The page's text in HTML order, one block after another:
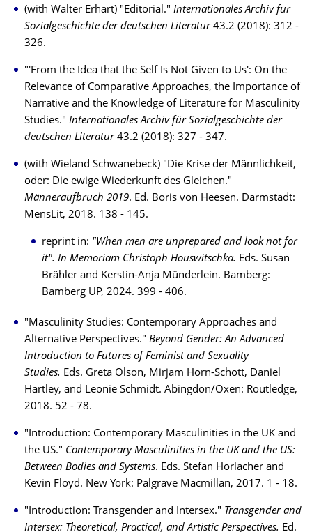
(with Walter Erhart) "Editorial." Internationales Archiv für
Sozialgeschichte der deutschen Literatur43.2 (2018): 312 -
326.
"'From the Idea that the Self Is Not Given to Us': On the
Relevance of Comparative Approaches, the Importance of
Narrative and the Knowledge of Literature for Masculinity
Studies." Internationales Archiv für Sozialgeschichte der
deutschen Literatur43.2 (2018): 327 - 347.
(with Wieland Schwanebeck) "Die Krise der Männlichkeit,
oder: Die ewige Wiederkunft des Gleichen."
Männeraufbruch 2019. Ed. Boris von Heesen. Darmstadt:
MensLit, 2018. 138 - 145.
reprint in: "When men are unprepared and look not for
it". In Memoriam Christoph Houswitschka. Eds. Susan
Brähler and Kerstin-Anja Münderlein. Bamberg:
Bamberg UP, 2024. 399 - 406.
"Masculinity Studies: Contemporary Approaches and
Alternative Perspectives." Beyond Gender: An Advanced
Introduction to Futures of Feminist and Sexuality
Studies. Eds. Greta Olson, Mirjam Horn-Schott, Daniel
Hartley, and Leonie Schmidt. Abingdon/Oxen: Routledge,
2018. 52 - 78.
"Introduction: Contemporary Masculinities in the UK and
the US." Contemporary Masculinities in the UK and the US:
Between Bodies and Systems. Eds. Stefan Horlacher and
Kevin Floyd. New York: Palgrave Macmillan, 2017. 1 - 18.
"Introduction: Transgender and Intersex." Transgender and
Intersex: Theoretical, Practical, and Artistic Perspectives. Ed.